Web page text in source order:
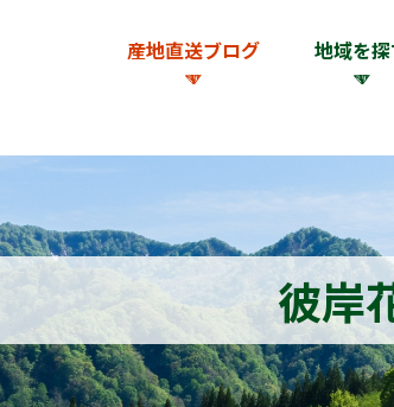
産地直送ブログ 地域を
彼岸